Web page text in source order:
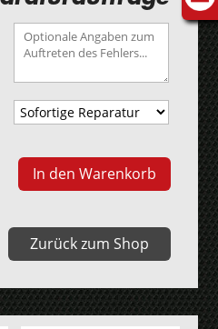
In den Warenkorb
Zurück zum Shop